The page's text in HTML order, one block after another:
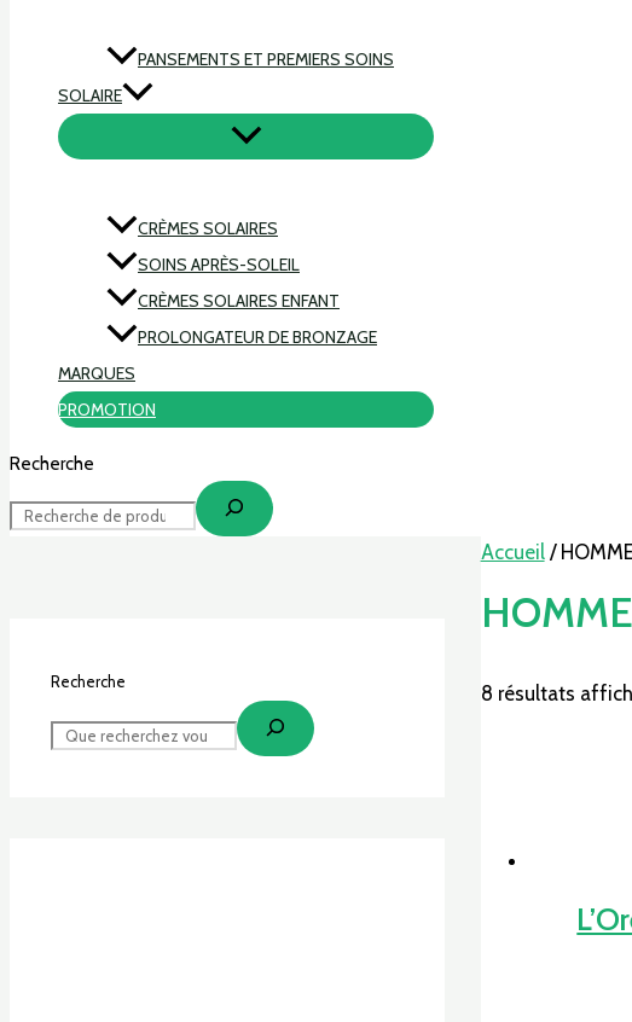
PANSEMENTS ET PREMIERS SOINS
SOLAIRE
CRÈMES SOLAIRES
SOINS APRÈS-SOLEIL
CRÈMES SOLAIRES ENFANT
PROLONGATEUR DE BRONZAGE
MARQUES
PROMOTION
Recherche
Recherche
Accueil/
8 résultats